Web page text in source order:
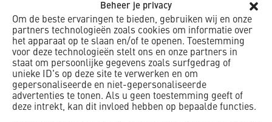
Beheer je privacy
Om de beste ervaringen te bieden, gebruiken wij en onze
partners technologieën zoals cookies om informatie over
het apparaat op te slaan en/of te openen. Toestemming
voor deze technologieën stelt ons en onze partners in
staat om persoonlijke gegevens zoals surfgedrag of
unieke ID's op deze site te verwerken en om
gepersonaliseerde en niet-gepersonaliseerde
advertenties te tonen. Als u geen toestemming geeft of
deze intrekt, kan dit invloed hebben op bepaalde functies.
_Nieuws over dit project